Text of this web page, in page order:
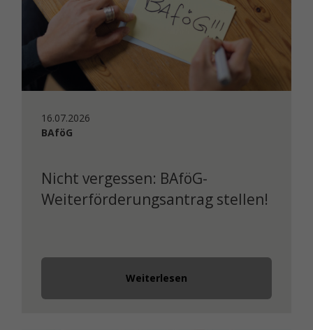
16.07.2026
BAföG
Nicht vergessen: BAföG-
Weiterförderungsantrag stellen!
Weiterlesen